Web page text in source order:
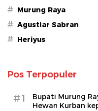
# Murung Raya
# Agustiar Sabran
# Heriyus
Pos Terpopuler
#1
Bupati Murung
Hewan Kurban